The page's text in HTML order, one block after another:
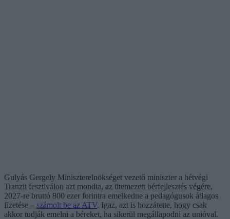
Gulyás Gergely Miniszterelnökséget vezető miniszter a hétvégi
Tranzit fesztiválon azt mondta, az ütemezett bérfejlesztés végére,
2027-re bruttó 800 ezer forintra emelkedne a pedagógusok átlagos
fizetése – számolt be az ATV. Igaz, azt is hozzátette, hogy csak
akkor tudják emelni a béreket, ha sikerül megállapodni az unióval.